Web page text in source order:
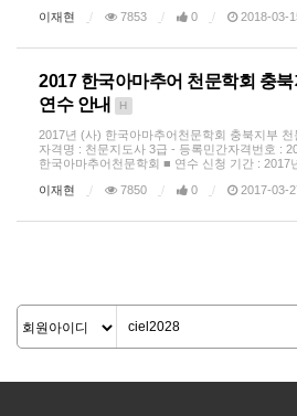
이재현
7853 0 2018-03-
2017 한국아마추어 천문학회 충
연수 안내
H
2017년 (사) 한국아마추어천문학회 충북지부
자격명 : 천문지도사 3급 - 등록민간자격번호 :
한국아마추어천문학회 ■ 연수 신청 기간 : 2017
이재현
7850 0 2017-03-